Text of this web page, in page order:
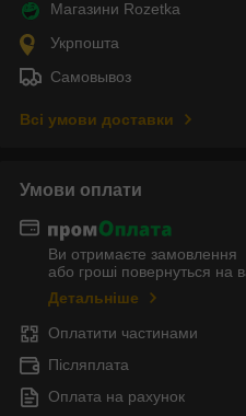
Магазини Rozetka
Укрпошта
Самовывоз
Всі умови доставки
Умови оплати
Ви отримаєте замовлення
або гроші повернуться на
Детальніше
Оплатити частинами
Післяплата
Оплата на рахунок